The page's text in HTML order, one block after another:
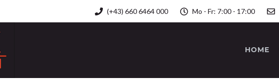
(+43) 660 6464 000 Mo - Fr: 7:00 - 17:00
HOME